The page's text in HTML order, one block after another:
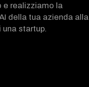
e realizziamo la
della tua azienda alla
startup.